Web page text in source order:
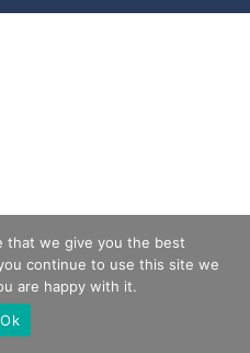
that we give you the best
continue to use this site we
are happy with it.
Ok